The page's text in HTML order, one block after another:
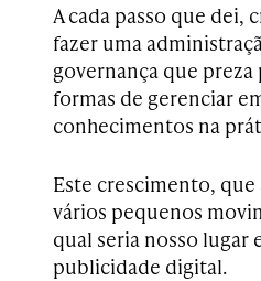
A cada passo que dei,
fazer uma
governança que
formas de gerenciar
conhecimentos na
Este crescimento,
vários pequenos
qual seria nosso lugar
publicidade digital.